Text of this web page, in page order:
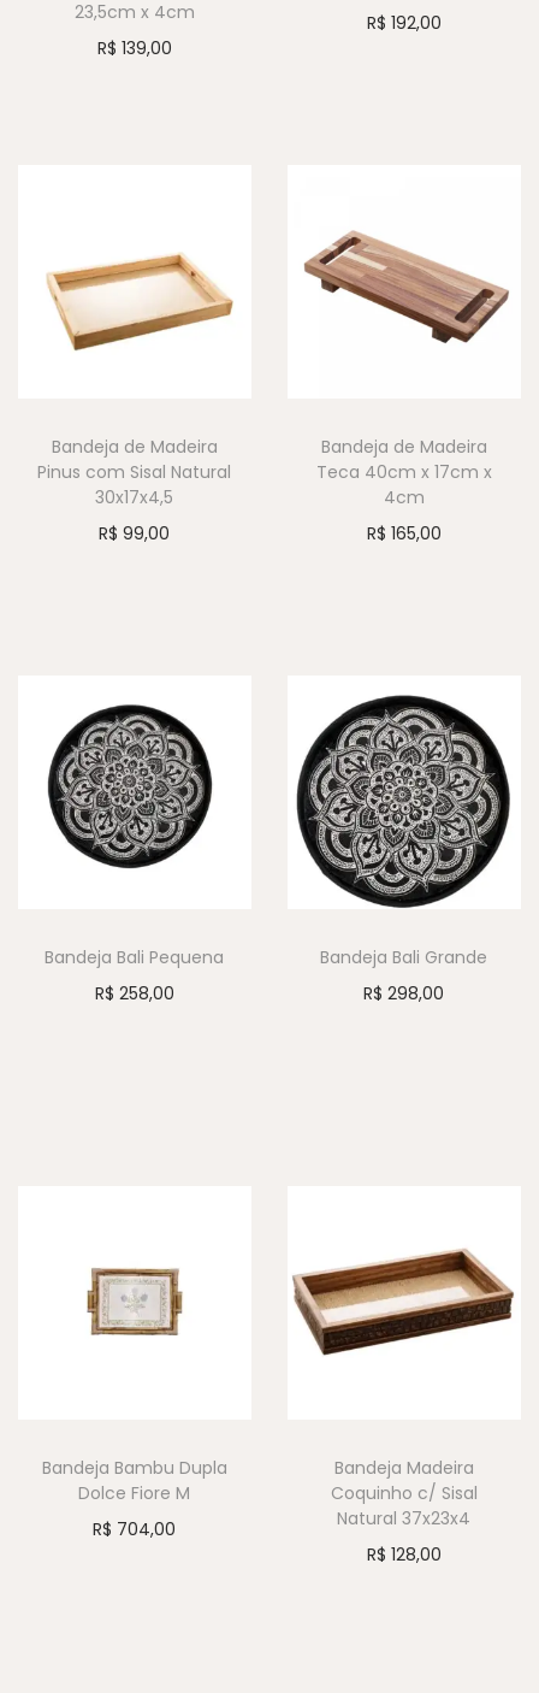
23,5cm x 4cm
R$ 139,00
R$ 192,00
Bandeja de Madeira
Pinus com Sisal Natural
30x17x4,5
R$ 99,00
Bandeja de Madeira
Teca 40cm x 17cm x
4cm
R$ 165,00
Bandeja Bali Pequena
R$ 258,00
Bandeja Bali Grande
R$ 298,00
Bandeja Bambu Dupla
Dolce Fiore M
R$ 704,00
Bandeja Madeira
Coquinho c/ Sisal
Natural 37x23x4
R$ 128,00